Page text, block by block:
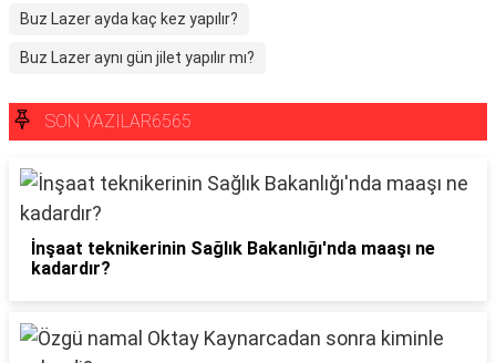
Buz Lazer ayda kaç kez yapılır?
Buz Lazer aynı gün jilet yapılır mı?
SON YAZILAR6565
İnşaat teknikerinin Sağlık Bakanlığı'nda maaşı ne
kadardır?